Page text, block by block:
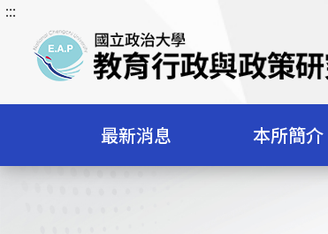
跳
內
塊
:::
最新消息 本所簡介